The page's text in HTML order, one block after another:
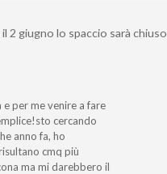
2 giugno lo spaccio sarà
e per me venire a fare
cercando
anno fa, ho
cmq più
ma mi darebbero il